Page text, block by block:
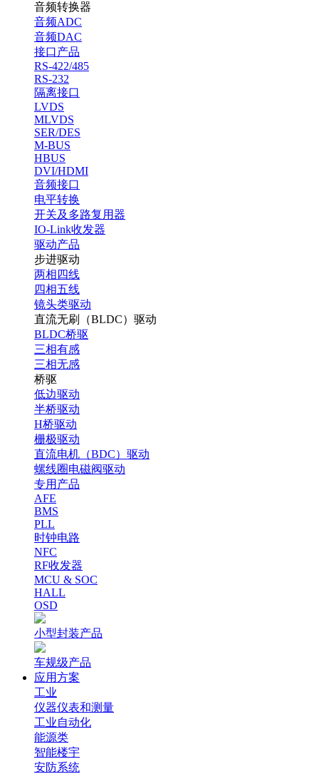
音频转换器
音频ADC
音频DAC
接口产品
RS-422/485
RS-232
隔离接口
LVDS
MLVDS
SER/DES
M-BUS
HBUS
DVI/HDMI
音频接口
电平转换
开关及多路复用器
IO-Link收发器
驱动产品
步进驱动
两相四线
四相五线
镜头类驱动
直流无刷（BLDC）驱动
BLDC桥驱
三相有感
三相无感
桥驱
低边驱动
半桥驱动
H桥驱动
栅极驱动
直流电机（BDC）驱动
螺线圈电磁阀驱动
专用产品
AFE
BMS
PLL
时钟电路
NFC
RF收发器
MCU & SOC
HALL
OSD
小型封装产品
车规级产品
应用方案
工业
仪器仪表和测量
工业自动化
能源类
智能楼宇
安防系统